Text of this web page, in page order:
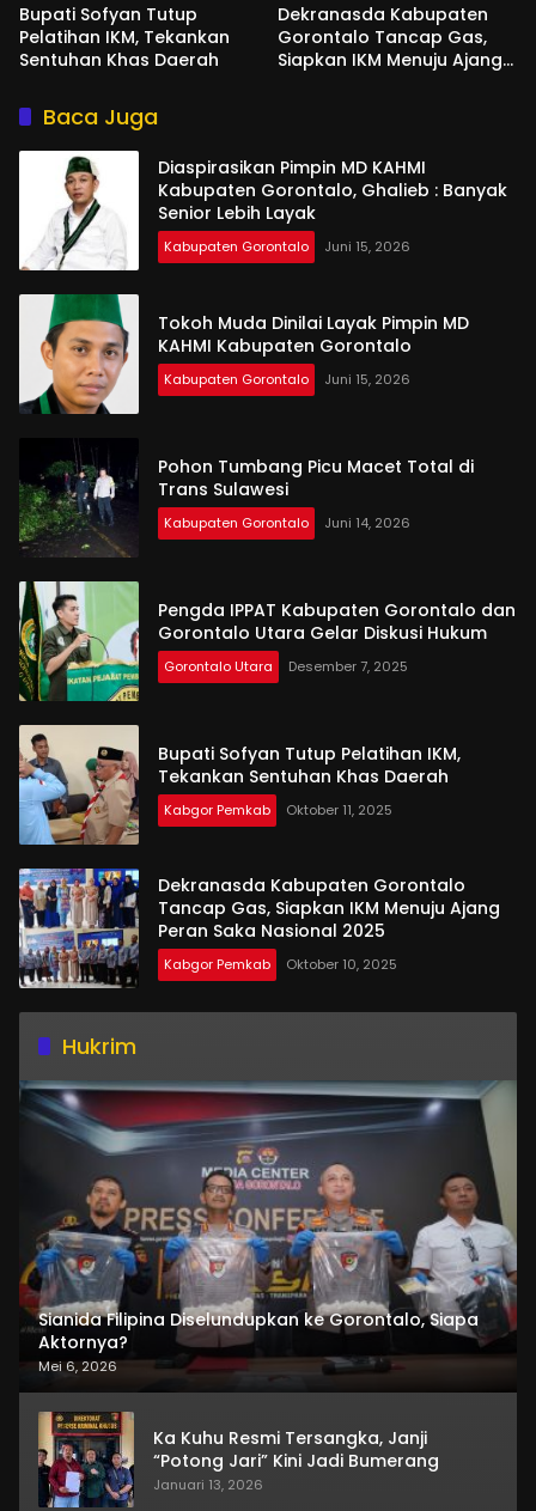
Bupati Sofyan Tutup
Pelatihan IKM, Tekankan
Sentuhan Khas Daerah
Dekranasda Kabupaten
Gorontalo Tancap Gas,
Siapkan IKM Menuju Ajang
Baca Juga
Diaspirasikan Pimpin MD KAHMI
Kabupaten Gorontalo, Ghalieb : Banyak
Senior Lebih Layak
Kabupaten Gorontalo Juni 15, 2026
Tokoh Muda Dinilai Layak Pimpin MD
KAHMI Kabupaten Gorontalo
Kabupaten Gorontalo Juni 15, 2026
Pohon Tumbang Picu Macet Total di
Trans Sulawesi
Kabupaten Gorontalo Juni 14, 2026
Pengda IPPAT Kabupaten Gorontalo dan
Gorontalo Utara Gelar Diskusi Hukum
Gorontalo Utara Desember 7, 2025
Bupati Sofyan Tutup Pelatihan IKM,
Tekankan Sentuhan Khas Daerah
Kabgor Pemkab Oktober 11, 2025
Dekranasda Kabupaten Gorontalo
Tancap Gas, Siapkan IKM Menuju Ajang
Peran Saka Nasional 2025
Kabgor Pemkab Oktober 10, 2025
Hukrim
Sianida Filipina Diselundupkan ke Gorontalo, Siapa
Aktornya?
Mei 6, 2026
Ka Kuhu Resmi Tersangka, Janji
“Potong Jari” Kini Jadi Bumerang
Januari 13, 2026